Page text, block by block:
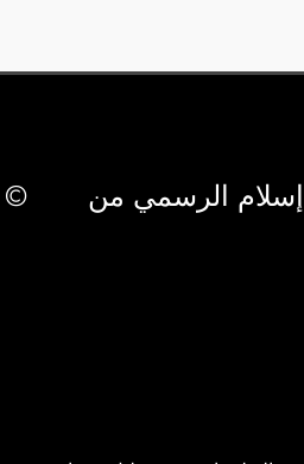
الرسمي من
© 2007 - 2026 | جميع الحقوق محفوظة لشركة